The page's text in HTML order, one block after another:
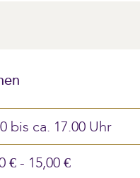
Mehr Informationen
Akzeptieren
byUsercentrics Consent
Platform
bis ca. 17.00 Uhr
€ - 15,00 €